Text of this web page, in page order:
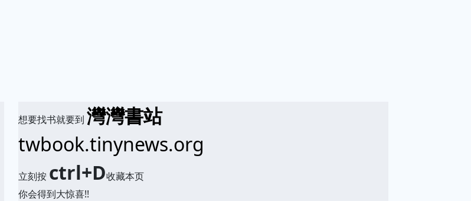
想要找书就要到 灣灣書站
twbook.tinynews.org
立刻按 ctrl+D收藏本页
你会得到大惊喜!!